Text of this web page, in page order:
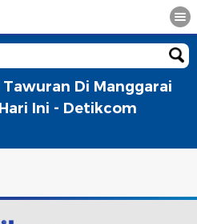
Di Manggarai
Ini - Detikcom